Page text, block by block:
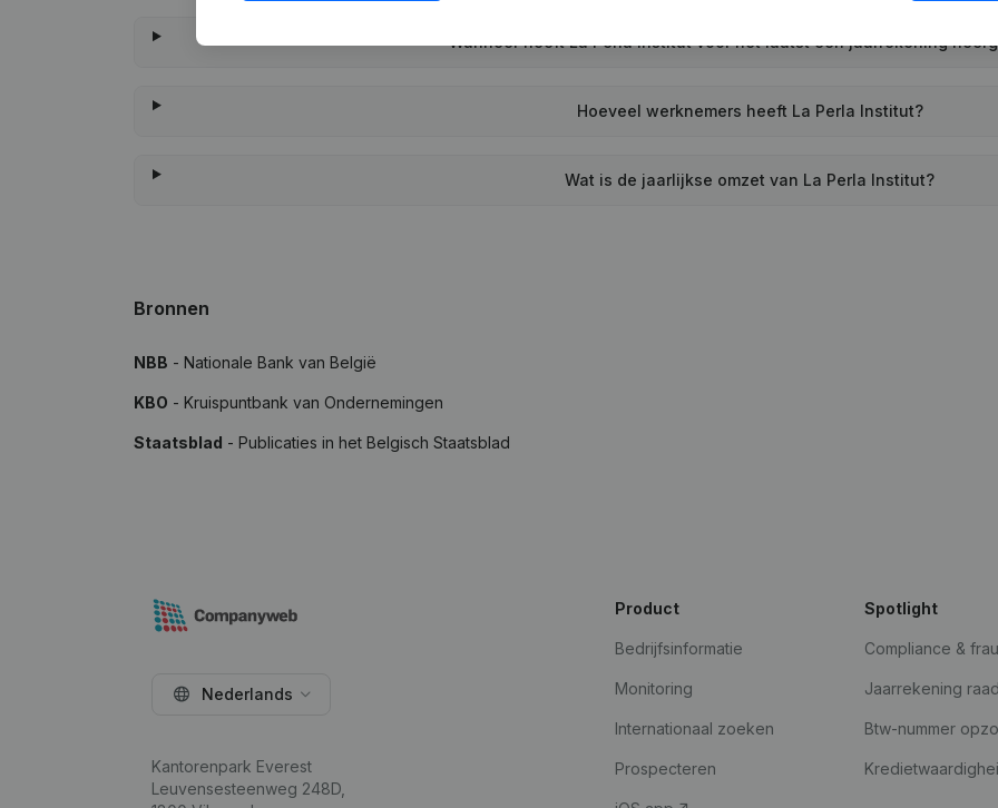
Wanneer heeft La Perla Institut voor het laatst een jaarrekening
Hoeveel werknemers heeft La Perla Institut?
Wat is de jaarlijkse omzet van La Perla Institut?
Bronnen
NBB - Nationale Bank van België
KBO - Kruispuntbank van Ondernemingen
Staatsblad - Publicaties in het Belgisch Staatsblad
Nederlands
Kantorenpark Everest
Leuvensesteenweg 248D,
Product
Bedrijfsinformatie
Monitoring
Internationaal zoeken
Prospecteren
Spotlight
Compliance &
Jaarrekening
Btw-nummer